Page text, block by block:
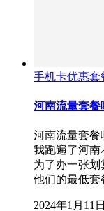
手机卡优惠套
河南流量套餐
河南流量套餐
我跑遍了河南
为了办一张
他们的最低
2024年1月11日